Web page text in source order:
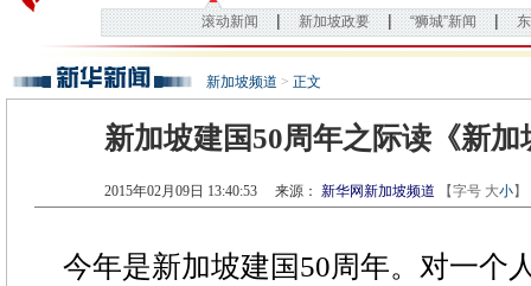
新加坡频道 > 正文
新加坡建国50周年之际读《新加
2015年02月09日 13:40:53 来源： 新华网新加坡频道 【字号 大小
今年是新加坡建国50周年。对一个